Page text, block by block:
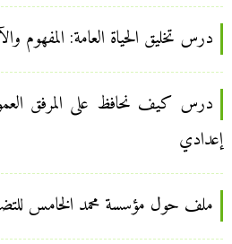
درس تخليق الحياة العامة: المفهوم
درس كيف نحافظ على المرفق
إعدادي
ملف حول مؤسسة محمد الخامس